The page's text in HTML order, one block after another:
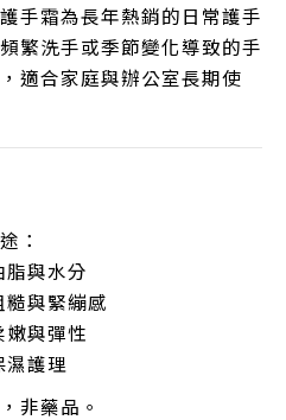
手霜為長年熱銷的日常護手
繁洗手或季節變化導致的手
適合家庭與辦公室長期使
：
與水分
與緊繃感
與彈性
護理
非藥品。